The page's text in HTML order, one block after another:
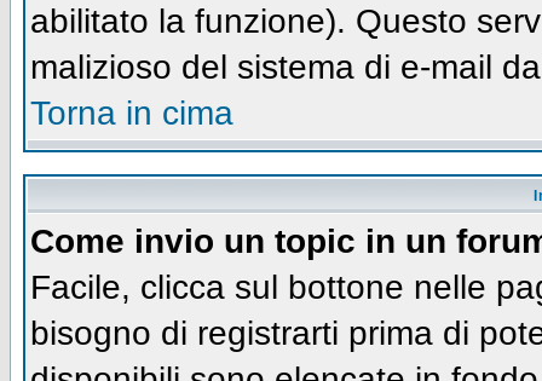
abilitato la funzione). Questo
malizioso del sistema di e-mail
Torna in cima
Come invio un topic in un
Facile, clicca sul bottone nelle
bisogno di registrarti prima di